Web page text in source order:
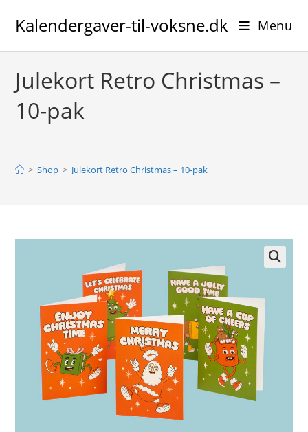
Kalendergaver-til-voksne.dk Menu
Julekort Retro Christmas –
10-pak
> Shop > Julekort Retro Christmas – 10-pak